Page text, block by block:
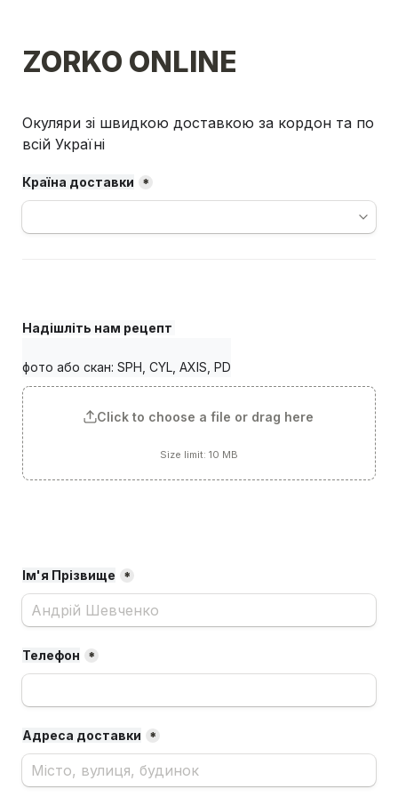
ZORKO ONLINE
Окуляри зі швидкою доставкою за кордон та по
всій Україні
Країна доставки *
Надішліть нам рецепт
фото або скан: SPH, CYL, AXIS, PD
Click to choose a file or drag here
Size limit: 10 MB
Ім'я Прізвище *
Телефон *
Адреса доставки *